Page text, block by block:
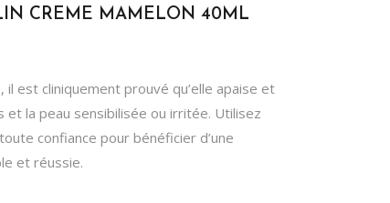
CREME MAMELON 40ML
il est cliniquement prouvé qu’elle apaise et
la peau sensibilisée ou irritée. Utilisez
confiance pour bénéficier d’une
et réussie.